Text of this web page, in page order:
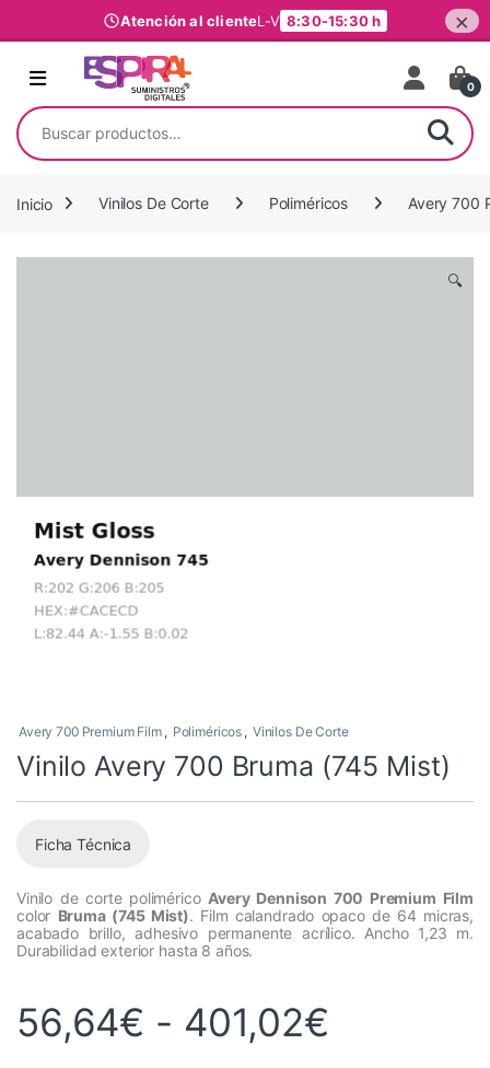
Atención al clienteL-V 8:30-15:30 h ×
Ir al contenido
0
Buscar por:
Inicio Vinilos De Corte Poliméricos Avery 700
🔍
Avery 700 Premium Film , Poliméricos , Vinilos De Corte
Vinilo Avery 700 Bruma (745 Mist)
Ficha Técnica
Vinilo de corte polimérico Avery Dennison 700 Premium Film
color Bruma (745 Mist). Film calandrado opaco de 64 micras,
acabado brillo, adhesivo permanente acrílico. Ancho 1,23 m.
Durabilidad exterior hasta 8 años.
56,64€ - 401,02€